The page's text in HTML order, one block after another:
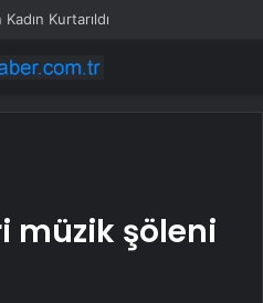
Kurtarıldı
müzik şöleni